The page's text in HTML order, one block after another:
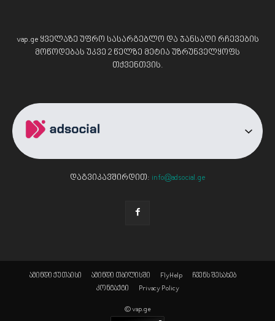
vap.ge ყველაზე უფრო სასარგებლო და ჯანსაღი რჩევების
მოწოდებას უკვე 2 წელზე მეტია უზრუნველყოფს
თქვენთვის.
დაგვიკავშირდით: info@adsocial.ge
ამინდი ქუთაისი ამინდი თბილისში FlyHelp
ჩვენს შესახებ
კონტაქტი
Privacy Policy
© vap.ge